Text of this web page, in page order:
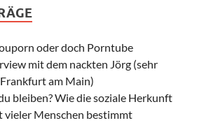
oder doch Porntube
mit dem nackten Jörg (sehr
am Main)
bleiben? Wie die soziale Herkunft
vieler Menschen bestimmt